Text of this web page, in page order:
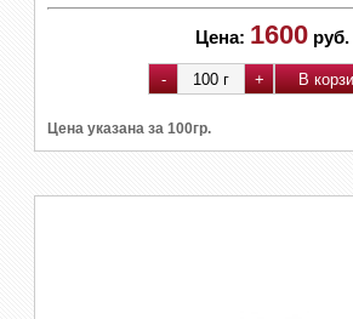
Цена: 1600 руб.
Цена указана за 100гр.